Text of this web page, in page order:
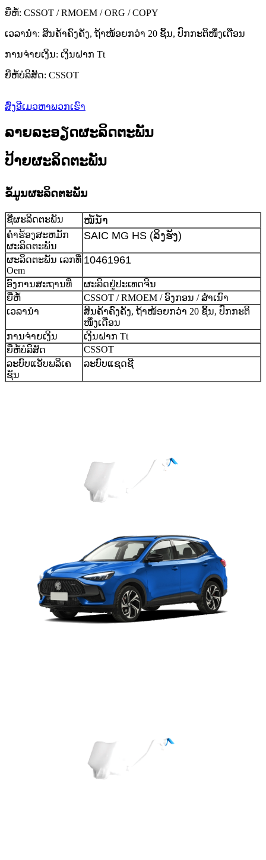
ຍີ່ຫໍ້: CSSOT / RMOEM / ORG / COPY
ເວລານຳ: ສິນຄ້າຄົງຄັງ, ຖ້າໜ້ອຍກວ່າ 20 ຊິ້ນ, ປົກກະຕິໜຶ່ງເດືອນ
ການຈ່າຍເງິນ: ເງິນຝາກ Tt
ຍີ່ຫໍ້ບໍລິສັດ: CSSOT
ສົ່ງອີເມວຫາພວກເຮົາ
ລາຍລະອຽດຜະລິດຕະພັນ
ປ້າຍຜະລິດຕະພັນ
ຂໍ້ມູນຜະລິດຕະພັນ
ຊື່ຜະລິດຕະພັນ ໝໍ້ນ້ຳ
ຄໍາຮ້ອງສະຫມັກ
ຜະລິດຕະພັນ
SAIC MG HS (ລິງຮັງ)
ຜະລິດຕະພັນ ເລກທີ່
Oem
10461961
ອົງການສະຖານທີ່
ຜະລິດຢູ່ປະເທດຈີນ
ຍີ່ຫໍ້
CSSOT / RMOEM / ອົງກອນ / ສຳເນົາ
ເວລານຳ
ສິນຄ້າຄົງຄັງ, ຖ້າໜ້ອຍກວ່າ 20 ຊິ້ນ, ປົກກະຕິ
ໜຶ່ງເດືອນ
ການຈ່າຍເງິນ
ເງິນຝາກ Tt
ຍີ່ຫໍ້ບໍລິສັດ
CSSOT
ລະບົບແອັບພລິເຄ
ຊັນ
ລະບົບແຊດຊີ